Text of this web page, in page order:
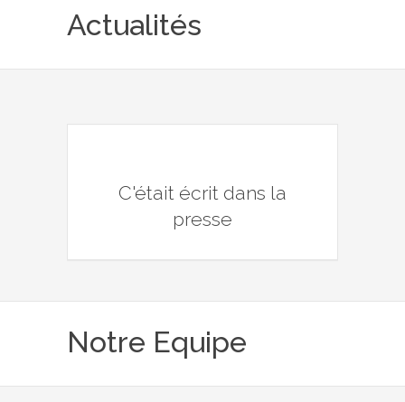
Actualités
C'était écrit dans la
presse
Notre Equipe